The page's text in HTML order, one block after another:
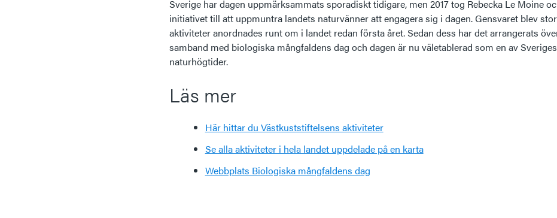
Sverige har dagen uppmärksammats sporadiskt tidigare, men 2017 tog Rebecka Le Moine
initiativet till att uppmuntra landets naturvänner att engagera sig i dagen. Gensvaret blev
aktiviteter anordnades runt om i landet redan första året. Sedan dess har det arrangerats
samband med biologiska mångfaldens dag och dagen är nu väletablerad som en av
naturhögtider.
Läs mer
Här hittar du Västkuststiftelsens aktiviteter
Se alla aktiviteter i hela landet uppdelade på en karta
Webbplats Biologiska mångfaldens dag